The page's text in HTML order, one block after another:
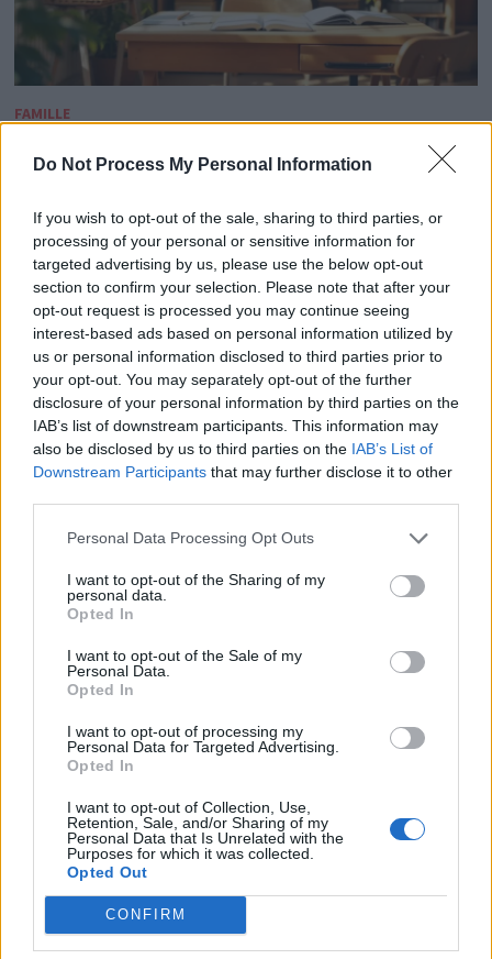
Do Not Process My Personal Information
If you wish to opt-out of the sale, sharing to third parties, or
processing of your personal or sensitive information for
targeted advertising by us, please use the below opt-out
section to confirm your selection. Please note that after your
opt-out request is processed you may continue seeing
interest-based ads based on personal information utilized by
us or personal information disclosed to third parties prior to
your opt-out. You may separately opt-out of the further
disclosure of your personal information by third parties on the
IAB’s list of downstream participants. This information may
also be disclosed by us to third parties on the IAB’s List of
Downstream Participants that may further disclose it to other
Personal Data Processing Opt Outs
I want to opt-out of the Sharing of my
personal data.
Opted In
I want to opt-out of the Sale of my
Personal Data.
Opted In
I want to opt-out of processing my
Personal Data for Targeted Advertising.
Opted In
I want to opt-out of Collection, Use,
Retention, Sale, and/or Sharing of my
Personal Data that Is Unrelated with the
Purposes for which it was collected.
Opted Out
CONFIRM
FAMILLE
Jean Dujardin dévoile sa vision simple et
sincère de l’éducation de ses enfants
parHistoire Au Masculin 24 mars 2026 0
En pleine promotion de son nouveau film, Les rayons et
les ombres, Jean Dujardin s’est confié sur sa vision de
l’éducation de ses enfants. Père …
Romain, 27 ans, fétichiste : « J’ai aidé des
femmes à aimer leurs pieds »
parHistoire Au Masculin 24 mars 2026
Romain est fétichiste du pied. Longtemps, il n’a pas
assumé sa préférence. Il nous raconte son parcours, ses
doutes, ses partenaires… Je ne saurais pas …